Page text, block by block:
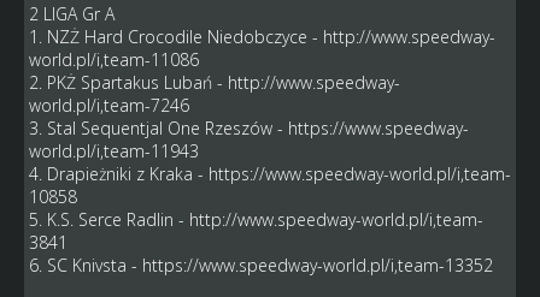
2 LIGA Gr A
1. NZŻ Hard Crocodile Niedobczyce - http://www.speedway-
world.pl/i,team-11086
2. PKŻ Spartakus Lubań - http://www.speedway-
world.pl/i,team-7246
3. Stal Sequentjal One Rzeszów - https://www.speedway-
world.pl/i,team-11943
4. Drapieżniki z Kraka - https://www.speedway-world.pl/i,team-
10858
5. K.S. Serce Radlin - http://www.speedway-world.pl/i,team-
3841
6. SC Knivsta - https://www.speedway-world.pl/i,team-13352